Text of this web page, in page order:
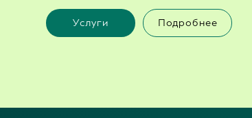
Услуги Подробнее